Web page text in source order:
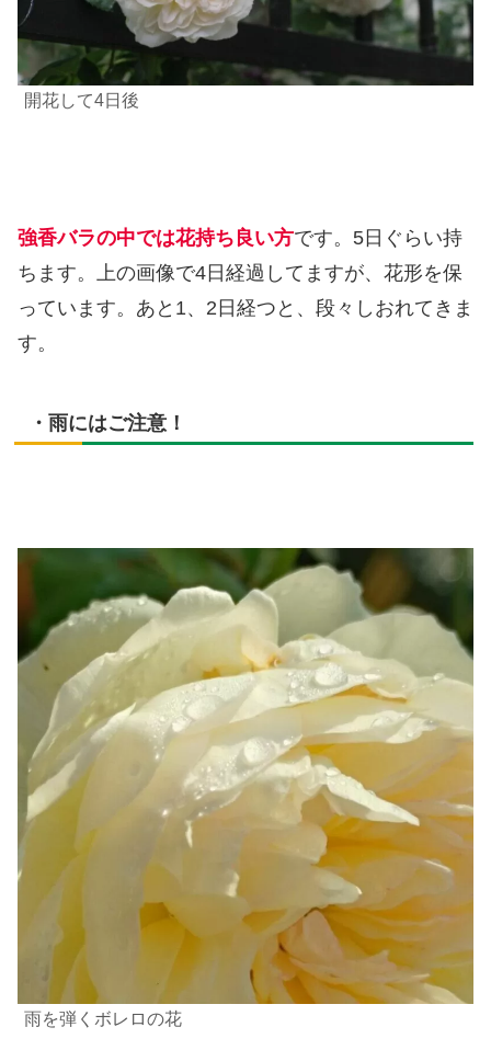
開花して4日後
強香バラの中では花持ち良い方です。5日ぐらい持
ちます。上の画像で4日経過してますが、花形を保
っています。あと1、2日経つと、段々しおれてきま
す。
・雨にはご注意！
雨を弾くボレロの花